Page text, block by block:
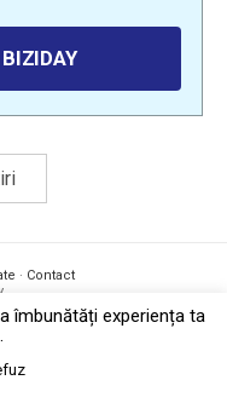
· Contact
îmbunătăți experiența ta